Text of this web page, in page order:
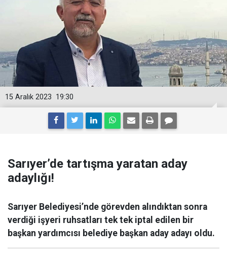
19:30
15 Aralık 2023
Sarıyer’de tartışma yaratan aday
adaylığı!
Sarıyer Belediyesi’nde görevden alındıktan sonra
verdiği işyeri ruhsatları tek tek iptal edilen bir
başkan yardımcısı belediye başkan aday adayı oldu.